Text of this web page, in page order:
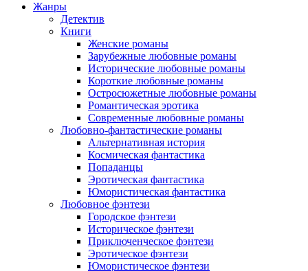
Жанры
Детектив
Книги
Женские романы
Зарубежные любовные романы
Исторические любовные романы
Короткие любовные романы
Остросюжетные любовные романы
Романтическая эротика
Современные любовные романы
Любовно-фантастические романы
Альтернативная история
Космическая фантастика
Попаданцы
Эротическая фантастика
Юмористическая фантастика
Любовное фэнтези
Городское фэнтези
Историческое фэнтези
Приключенческое фэнтези
Эротическое фэнтези
Юмористическое фэнтези